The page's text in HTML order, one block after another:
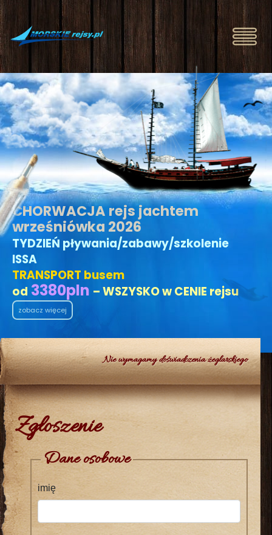
CHORWACJA rejs jachtem
wrześniówka 2026
TYDZIEŃ pływania/zabawy/szkolenie
ISSA
TRANSPORT busem
od 3380pln – WSZYSKO w CENIE rejsu
zobacz więcej
Nie wymagamy doświadczenia żeglarskiego